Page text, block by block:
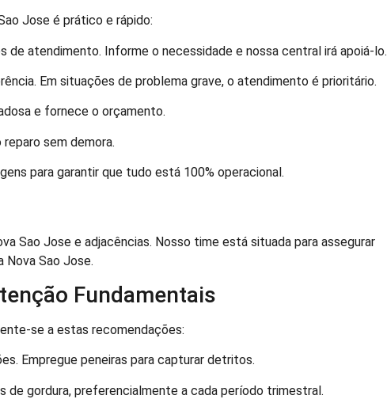
Jose é prático e rápido:
atendimento. Informe o necessidade e nossa central irá apoiá-lo.
Em situações de problema grave, o atendimento é prioritário.
e fornece o orçamento.
sem demora.
para garantir que tudo está 100% operacional.
Sao Jose e adjacências. Nosso time está situada para assegurar
Nova Sao Jose.
Fundamentais
se a estas recomendações:
Empregue peneiras para capturar detritos.
de gordura, preferencialmente a cada período trimestral.